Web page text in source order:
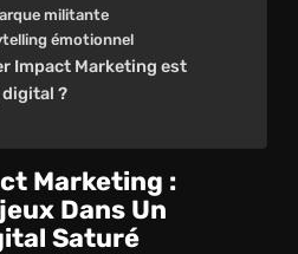
militante
émotionnel
Impact Marketing est
digital ?
Marketing :
Dans Un
Saturé